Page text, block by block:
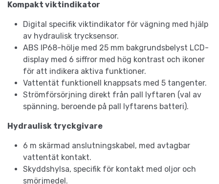
Kompakt viktindikator
Digital specifik viktindikator för vägning med hjälp
av hydraulisk trycksensor.
ABS IP68-hölje med 25 mm bakgrundsbelyst LCD-
display med 6 siffror med hög kontrast och ikoner
för att indikera aktiva funktioner.
Vattentät funktionell knappsats med 5 tangenter.
Strömförsörjning direkt från pall lyftaren (val av
spänning, beroende på pall lyftarens batteri).
Hydraulisk tryckgivare
6 m skärmad anslutningskabel, med avtagbar
vattentät kontakt.
Skyddshylsa, specifik för kontakt med oljor och
smörjmedel.